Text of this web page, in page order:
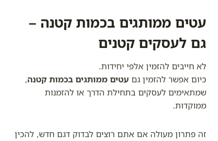
עטים ממותגים בכמות קטנה –
גם לעסקים קטנים
לא חייבים להזמין אלפי יחידות.
כיום אפשר להזמין גם עטים ממותגים בכמות קטנה,
שמתאימים לעסקים בתחילת הדרך או להזמנות
ממוקדות.
זה פתרון מעולה אם אתם רוצים לבדוק דגם חדש, להכין